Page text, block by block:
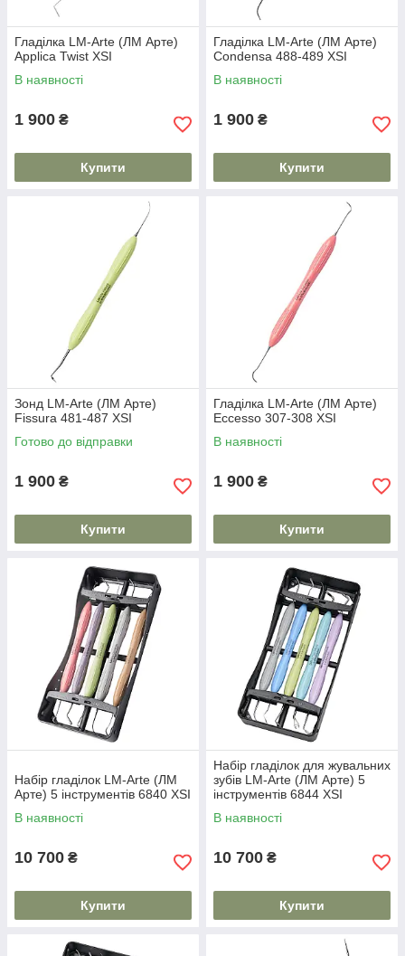
Гладілка LM-Arte (ЛМ Арте)
Applica Twist XSI
В наявності
1 900 ₴
Купити
Гладілка LM-Arte (ЛМ Арте)
Condensa 488-489 XSI
В наявності
1 900 ₴
Купити
Зонд LM-Arte (ЛМ Арте)
Fissura 481-487 XSI
Готово до відправки
1 900 ₴
Купити
Гладілка LM-Arte (ЛМ Арте)
Eccesso 307-308 XSI
В наявності
1 900 ₴
Купити
Набір гладілок LM-Arte (ЛМ
Арте) 5 інструментів 6840 XSI
В наявності
10 700 ₴
Купити
Набір гладілок для жувальних
зубів LM-Arte (ЛМ Арте) 5
інструментів 6844 XSI
В наявності
10 700 ₴
Купити